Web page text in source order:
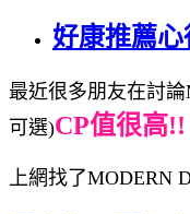
好康推薦
最近很多朋友在討
可選)CP值很高!!
上網找了MODERN